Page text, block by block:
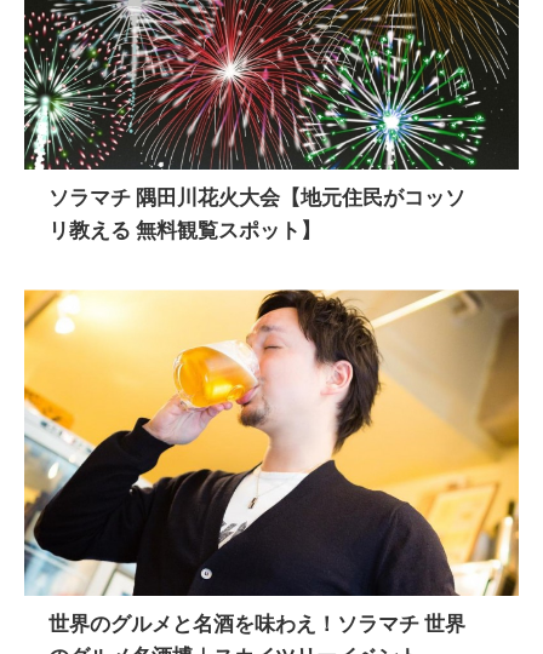
ソラマチ 隅田川花火大会【地元住民がコッソ
リ教える 無料観覧スポット】
世界のグルメと名酒を味わえ！ソラマチ 世界